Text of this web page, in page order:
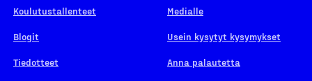
Koulutustallenteet
Blogit
Tiedotteet
Medialle
Usein kysytyt kysymykset
Anna palautetta